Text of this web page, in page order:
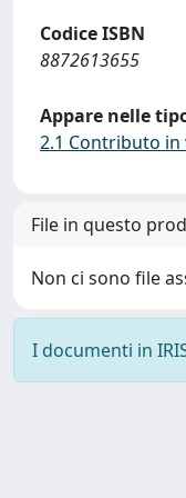
Codice ISBN
8872613655
Appare nelle
2.1 Contributo in
File in questo
Non ci sono file
I documenti in